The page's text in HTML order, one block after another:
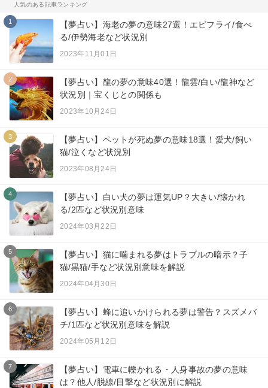
人気のある記事ランキング
1
【夢占い】海老の夢の意味27選！エビフライ/食べ
る/伊勢海老など状況別
2023年11月01日
2
【夢占い】龍の夢の意味40選！龍雲/白い/龍神など
状況別｜宝くじとの関係も
2023年10月24日
3
【夢占い】ペットが死ぬ夢の意味18選！愛犬/飼い
猫/泣くなど状況別
2023年08月24日
4
【夢占い】白い犬の夢は運気UP？大きい/懐かれ
る/2匹など状況別意味
2024年03月22日
5
【夢占い】猫に噛まれる夢はトラブルの暗示？子
猫/黒猫/手など状況別意味を解説
2024年04月30日
6
【夢占い】蜂に追いかけられる夢は警告？スズメバ
チ/1匹など状況別意味を解説
2024年05月12日
7
【夢占い】電車に轢かれる・人身事故の夢の意味
は？他人/脱線/目撃など状況別に解説